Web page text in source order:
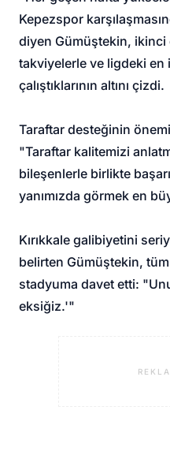
Kepezspor
diyen Gümüştekin, ikinci
takviyelerle ve ligdeki
çalıştıklarının altını çizdi.
Taraftar desteğinin
"Taraftar kalitemizi
bileşenlerle birlikte
yanımızda görmek en
Kırıkkale galibiyetini
belirten Gümüştekin,
stadyuma davet etti:
eksiğiz.'"